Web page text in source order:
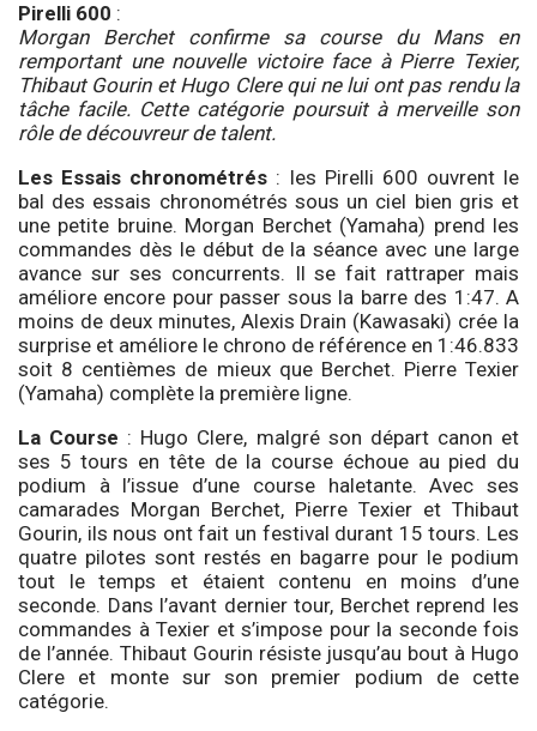
Pirelli 600 :
Morgan Berchet confirme sa course du Mans en
remportant une nouvelle victoire face à Pierre Texier,
Thibaut Gourin et Hugo Clere qui ne lui ont pas rendu la
tâche facile. Cette catégorie poursuit à merveille son
rôle de découvreur de talent.
Les Essais chronométrés : les Pirelli 600 ouvrent le
bal des essais chronométrés sous un ciel bien gris et
une petite bruine. Morgan Berchet (Yamaha) prend les
commandes dès le début de la séance avec une large
avance sur ses concurrents. Il se fait rattraper mais
améliore encore pour passer sous la barre des 1:47. A
moins de deux minutes, Alexis Drain (Kawasaki) crée la
surprise et améliore le chrono de référence en 1:46.833
soit 8 centièmes de mieux que Berchet. Pierre Texier
(Yamaha) complète la première ligne.
La Course : Hugo Clere, malgré son départ canon et
ses 5 tours en tête de la course échoue au pied du
podium à l’issue d’une course haletante. Avec ses
camarades Morgan Berchet, Pierre Texier et Thibaut
Gourin, ils nous ont fait un festival durant 15 tours. Les
quatre pilotes sont restés en bagarre pour le podium
tout le temps et étaient contenu en moins d’une
seconde. Dans l’avant dernier tour, Berchet reprend les
commandes à Texier et s’impose pour la seconde fois
de l’année. Thibaut Gourin résiste jusqu’au bout à Hugo
Clere et monte sur son premier podium de cette
catégorie.